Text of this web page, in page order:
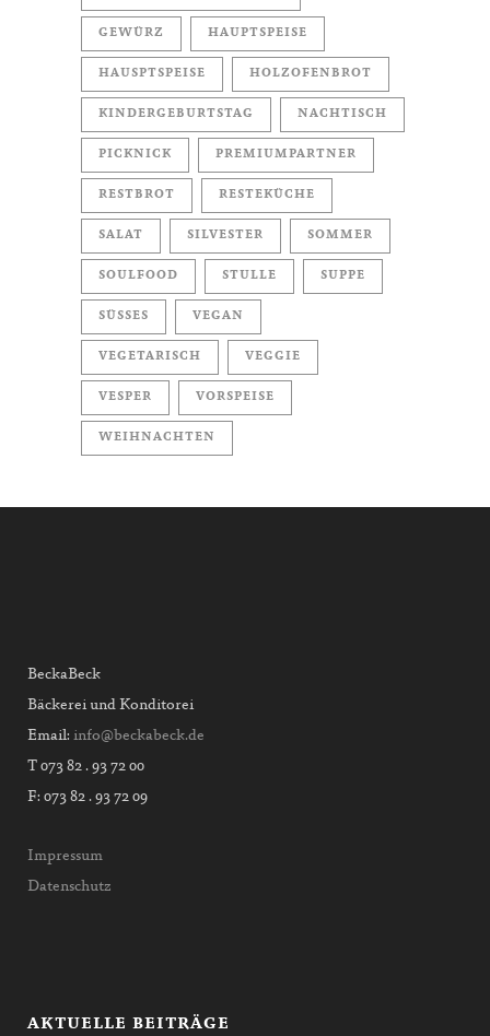
GEWÜRZ HAUPTSPEISE
HAUSPTSPEISE HOLZOFENBROT
KINDERGEBURTSTAG NACHTISCH
PICKNICK PREMIUMPARTNER
RESTBROT RESTEKÜCHE
SALAT SILVESTER SOMMER
SOULFOOD STULLE SUPPE
SÜSSES VEGAN
VEGETARISCH VEGGIE
VESPER VORSPEISE
WEIHNACHTEN
BeckaBeck
Bäckerei und Konditorei
Email: info@beckabeck.de
T 073 82 . 93 72 00
F: 073 82 . 93 72 09
Impressum
Datenschutz
AKTUELLE BEITRÄGE